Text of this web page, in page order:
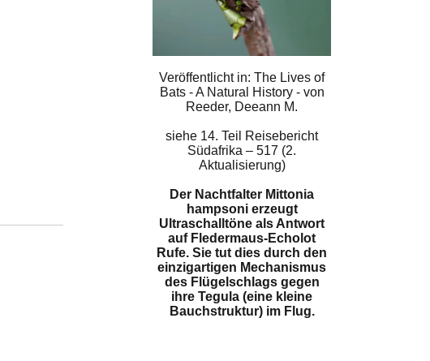
Veröffentlicht in: The Lives of
Bats - A Natural History - von
Reeder, Deeann M.
siehe 14. Teil Reisebericht
Südafrika – 517 (2.
Aktualisierung)
Der Nachtfalter Mittonia
hampsoni erzeugt
Ultraschalltöne als Antwort
auf Fledermaus-Echolot
Rufe. Sie tut dies durch den
einzigartigen Mechanismus
des Flügelschlags gegen
ihre Tegula (eine kleine
Bauchstruktur) im Flug.